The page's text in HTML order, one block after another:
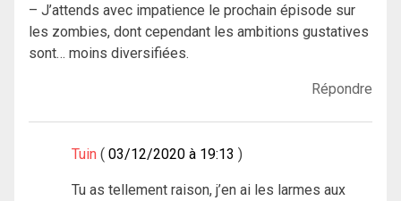
– J’attends avec impatience le prochain épisode sur
les zombies, dont cependant les ambitions gustatives
sont… moins diversifiées.
Répondre
Tuin 03/12/2020 à 19:13
Tu as tellement raison, j’en ai les larmes aux